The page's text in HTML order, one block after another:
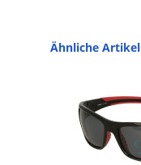
Ähnliche Artikel